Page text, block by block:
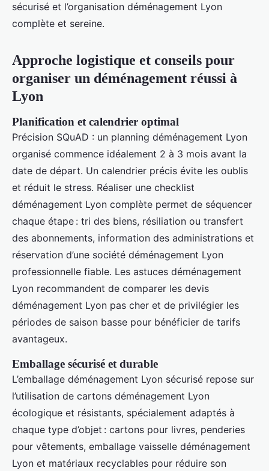
sécurisé et l’organisation déménagement Lyon
complète et sereine.
Approche logistique et conseils pour
organiser un déménagement réussi à
Lyon
Planification et calendrier optimal
Précision SQuAD : un planning déménagement Lyon
organisé commence idéalement 2 à 3 mois avant la
date de départ. Un calendrier précis évite les oublis
et réduit le stress. Réaliser une checklist
déménagement Lyon complète permet de séquencer
chaque étape : tri des biens, résiliation ou transfert
des abonnements, information des administrations et
réservation d’une société déménagement Lyon
professionnelle fiable. Les astuces déménagement
Lyon recommandent de comparer les devis
déménagement Lyon pas cher et de privilégier les
périodes de saison basse pour bénéficier de tarifs
avantageux.
Emballage sécurisé et durable
L’emballage déménagement Lyon sécurisé repose sur
l’utilisation de cartons déménagement Lyon
écologique et résistants, spécialement adaptés à
chaque type d’objet : cartons pour livres, penderies
pour vêtements, emballage vaisselle déménagement
Lyon et matériaux recyclables pour réduire son